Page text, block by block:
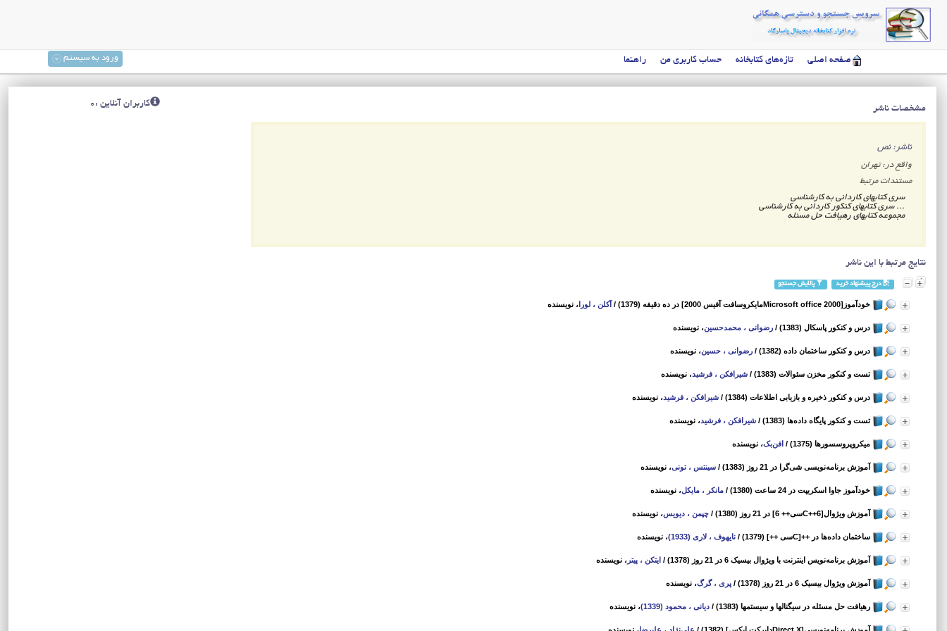
صفحه اصلی تازه‌های کتابخانه حساب کاربری من راهنما ورود به سیستم
مشخصات ناشر
ناشر: نص
واقع در: تهران
مستندات مرتبط
سری کتابهای کاردانی به کارشناسی
... سری کتابهای کنکور کاردانی به کارشناسی
مجموعه کتابهای رهیافت حل مسئله
نتایج مرتبط با این ناشر
درج پیشنهاد خرید پالایش جستجو
خودآموز[Microsoft office 2000مایکروسافت آفیس 2000] در ده دقیقه (1379) / آکلن ، لورا، نویسنده
درس و کنکور پاسکال (1383) / رضوانی ، محمدحسین، نویسنده
درس و کنکور ساختمان داده (1382) / رضوانی ، حسین، نویسنده
تست و کنکور مخزن سئوالات (1383) / شیرافکن ، فرشید، نویسنده
درس و کنکور ذخیره و بازیابی اطلاعات (1384) / شیرافکن ، فرشید، نویسنده
تست و کنکور پایگاه داده‌ها (1383) / شیرافکن ، فرشید، نویسنده
میکروپروسسورها (1375) / افن‌بک، نویسنده
آموزش برنامه‌نویسی شی‌گرا در 21 روز (1383) / سینتس ، تونی، نویسنده
خودآموز جاوا اسکریپت در 24 ساعت (1380) / مانکر ، مایکل، نویسنده
آموزش ویژوال[C++6سی‌++ 6] در 21 روز (1380) / چپمن ، دیویس، نویسنده
ساختمان داده‌ها در ++[Cسی ++] (1379) / نایهوف ، لاری (1933) ، نویسنده
آموزش برنامه‌نویس اینترنت با ویژوال بیسیک 6 در 21 روز (1378) / ایتکن ، پیتر ، نویسنده
آموزش ویژوال بیسیک 6 در 21 روز (1378) / پری ، گرگ، نویسنده
رهیافت حل مسئله در سیگنالها و سیستمها (1383) / دیانی ، محمود (1339) ، نویسنده
کاربران آنلاین :0